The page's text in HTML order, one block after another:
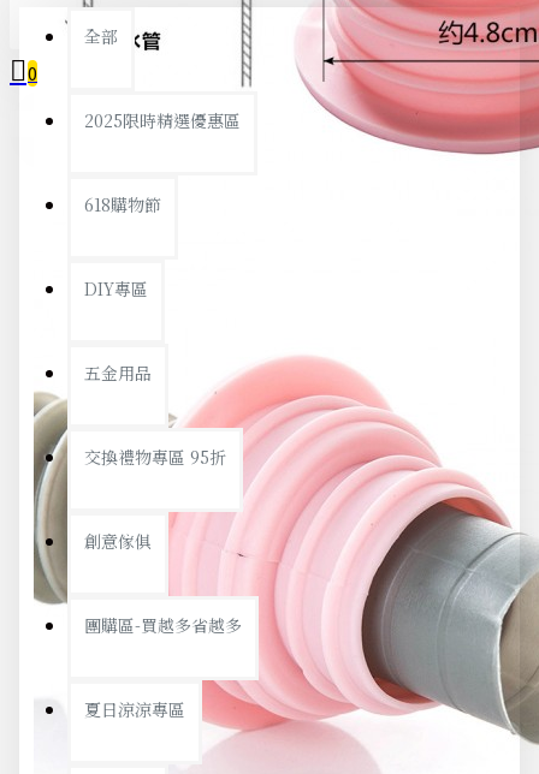
全部
2025限時精選優惠區
618購物節
DIY專區
五金用品
交換禮物專區 95折
創意傢俱
團購區-買越多省越多
夏日涼涼專區
0
您的購物車內沒有商品！